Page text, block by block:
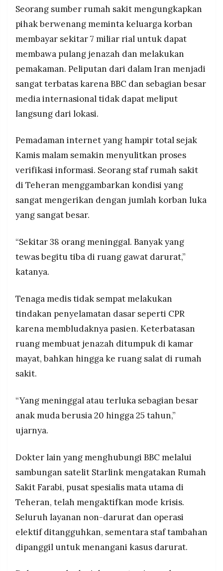
Seorang sumber rumah sakit mengungkapkan
pihak berwenang meminta keluarga korban
membayar sekitar 7 miliar rial untuk dapat
membawa pulang jenazah dan melakukan
pemakaman. Peliputan dari dalam Iran menjadi
sangat terbatas karena BBC dan sebagian besar
media internasional tidak dapat meliput
langsung dari lokasi.
Pemadaman internet yang hampir total sejak
Kamis malam semakin menyulitkan proses
verifikasi informasi. Seorang staf rumah sakit
di Teheran menggambarkan kondisi yang
sangat mengerikan dengan jumlah korban luka
yang sangat besar.
“Sekitar 38 orang meninggal. Banyak yang
tewas begitu tiba di ruang gawat darurat,”
katanya.
Tenaga medis tidak sempat melakukan
tindakan penyelamatan dasar seperti CPR
karena membludaknya pasien. Keterbatasan
ruang membuat jenazah ditumpuk di kamar
mayat, bahkan hingga ke ruang salat di rumah
sakit.
“Yang meninggal atau terluka sebagian besar
anak muda berusia 20 hingga 25 tahun,”
ujarnya.
Dokter lain yang menghubungi BBC melalui
sambungan satelit Starlink mengatakan Rumah
Sakit Farabi, pusat spesialis mata utama di
Teheran, telah mengaktifkan mode krisis.
Seluruh layanan non-darurat dan operasi
elektif ditangguhkan, sementara staf tambahan
dipanggil untuk menangani kasus darurat.